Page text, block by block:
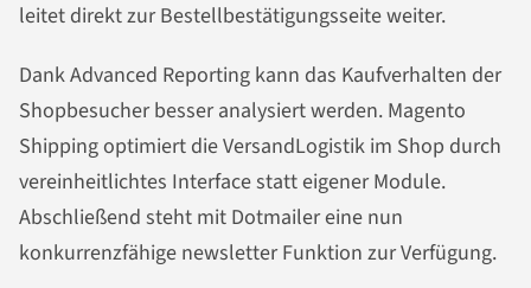
leitet direkt zur Bestellbestätigungsseite weiter.
Dank Advanced Reporting kann das Kaufverhalten der
Shopbesucher besser analysiert werden. Magento
Shipping optimiert die VersandLogistik im Shop durch
vereinheitlichtes Interface statt eigener Module.
Abschließend steht mit Dotmailer eine nun
konkurrenzfähige newsletter Funktion zur Verfügung.